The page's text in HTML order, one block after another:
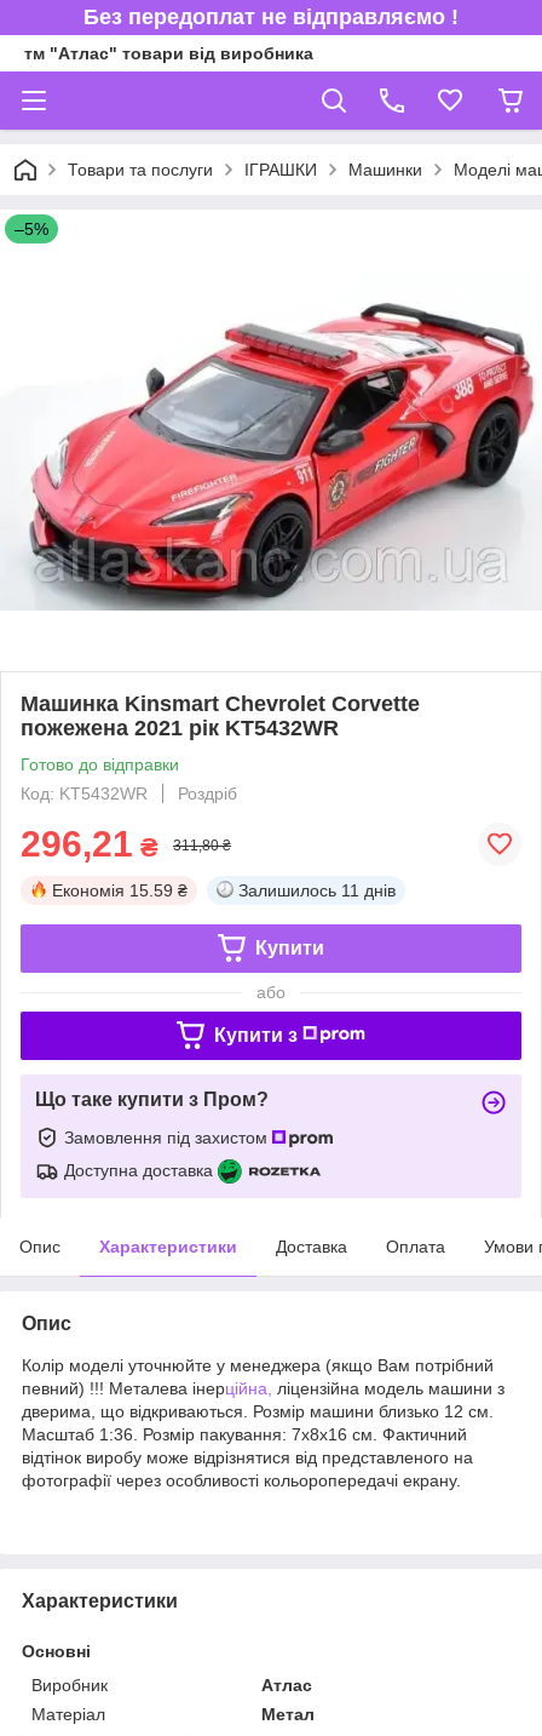
Без передоплат не відправляємо !
тм "Атлас" товари від виробника
Товари та послуги ІГРАШКИ Машинки Моделі
–5%
Машинка Kinsmart Chevrolet Corvette
пожежена 2021 рік KT5432WR
Готово до відправки
Код: KT5432WR
Роздріб
296,21 ₴ 311,80 ₴
Економія 15.59 ₴ Залишилось 11 днів
Купити
або
Купити з
Що таке купити з Пром?
Замовлення під захистом
Доступна доставка
Опис Характеристики Доставка Оплата Умови
Опис
Колір моделі уточнюйте у менеджера (якщо Вам потрібний
певний) !!! Металева інерційна, ліцензійна модель машини з
дверима, що відкриваються. Розмір машини близько 12 см.
Масштаб 1:36. Розмір пакування: 7х8х16 см. Фактичний
відтінок виробу може відрізнятися від представленого на
фотографії через особливості кольоропередачі екрану.
Характеристики
Основні
Виробник
Атлас
Матеріал
Метал